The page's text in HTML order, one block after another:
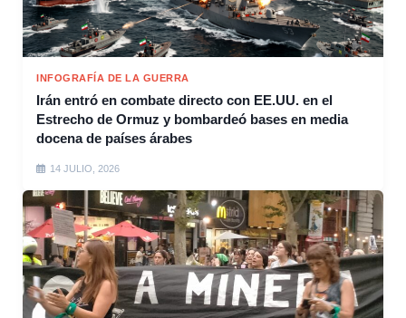
INFOGRAFÍA DE LA GUERRA
Irán entró en combate directo con EE.UU. en el
Estrecho de Ormuz y bombardeó bases en media
docena de países árabes
14 JULIO, 2026